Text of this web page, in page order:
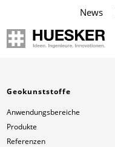
News
Produkte
Produkte
Produkte
Philosophie
Geokunststoffe
Anwendungsbereiche
Produkte
Referenzen